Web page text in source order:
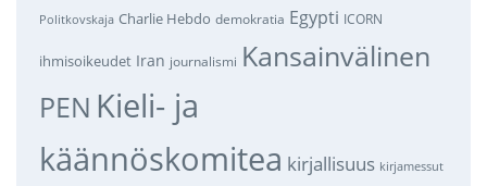
Politkovskaja Charlie Hebdo demokratia Egypti ICORN
ihmisoikeudet Iran journalismi Kansainvälinen
PEN Kieli- ja
käännöskomitea kirjallisuus kirjamessut